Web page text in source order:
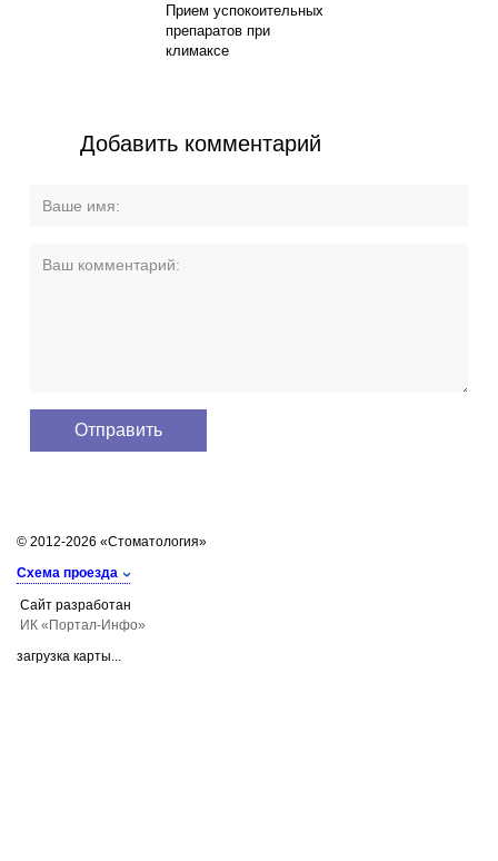
Прием успокоительных
препаратов при
климаксе
Добавить комментарий
© 2012-2026 «Стоматология»
Схема проезда
Сайт разработан
ИК «Портал-Инфо»
загрузка карты...